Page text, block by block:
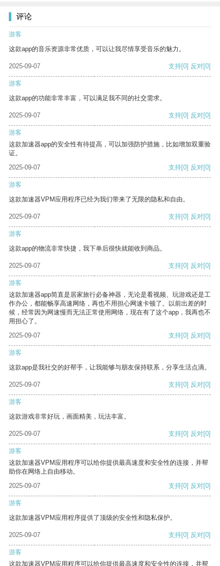
评论
游客
这款app的音乐资源非常优质，可以让我尽情享受音乐的魅力。
2025-09-07 支持[0] 反对[0]
游客
这款app的功能非常丰富，可以满足我不同的社交需求。
2025-09-07 支持[0] 反对[0]
游客
这款加速器app的安全性有待提高，可以加强防护措施，比如增加双重验
证。
2025-09-07
支持[0] 反对[0]
游客
这款加速器VPM应用程序已经为我们带来了无限的隐私和自由。
2025-09-07 支持[0] 反对[0]
游客
这款app的物流非常快捷，我下单后很快就能收到商品。
2025-09-07 支持[0] 反对[0]
游客
这款加速器app简直是居家旅行必备神器，无论是看视频、玩游戏还是工
作办公，都能畅享高速网络，再也不用担心网速卡顿了。以前出差的时
候，经常因为网速慢而无法正常使用网络，现在有了这个app，我再也不
用担心了。
2025-09-07
支持[0] 反对[0]
游客
这款app是我社交的好帮手，让我能够与朋友保持联系，分享生活点滴。
2025-09-07 支持[0] 反对[0]
游客
这款游戏非常好玩，画面精美，玩法丰富。
2025-09-07 支持[0] 反对[0]
游客
这款加速器VPM应用程序可以给你提供最高速度和安全性的连接，并帮
助你在网络上自由移动。
2025-09-07
支持[0] 反对[0]
游客
这款加速器VPM应用程序提供了顶级的安全性和隐私保护。
2025-09-07 支持[0] 反对[0]
游客
这款加速器VPM应用程序可以给你提供最高速度和安全性的连接，并帮